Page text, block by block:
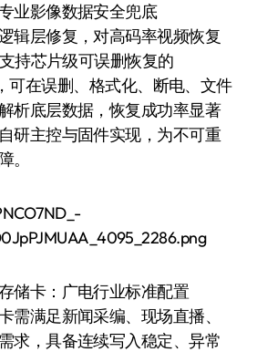
业影像数据安全兜底
辑层修复，对高码率视频恢复
持芯片级可误删恢复的
可在误删、格式化、断电、文件
析底层数据，恢复成功率显著
研主控与固件实现，为不可重
。
储卡：广电行业标准配置
需满足新闻采编、现场直播、
求，具备连续写入稳定、异常